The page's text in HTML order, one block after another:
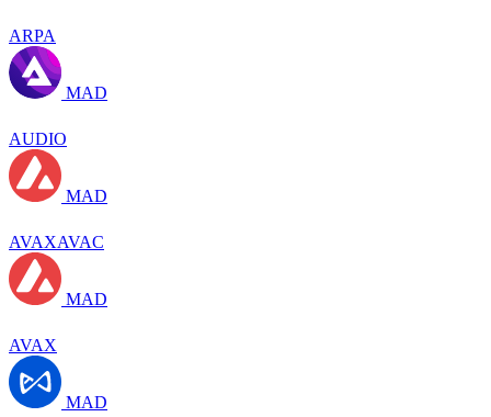
ARPA
MAD
AUDIO
MAD
AVAXAVAC
MAD
AVAX
MAD